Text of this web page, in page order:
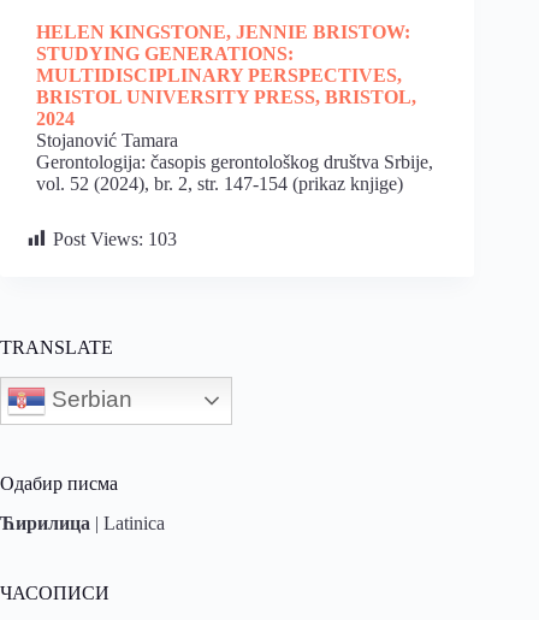
HELEN KINGSTONE, JENNIE BRISTOW:
STUDYING GENERATIONS:
MULTIDISCIPLINARY PERSPECTIVES,
BRISTOL UNIVERSITY PRESS, BRISTOL,
2024
Stojanović Tamara
Gerontologija: časopis gerontološkog društva Srbije,
vol. 52 (2024), br. 2, str. 147-154 (prikaz knjige)
Post Views: 103
TRANSLATE
Serbian
Одабир писма
Ћирилица | Latinica
ЧАСОПИСИ